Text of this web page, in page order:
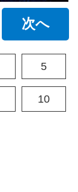
次へ
5
10